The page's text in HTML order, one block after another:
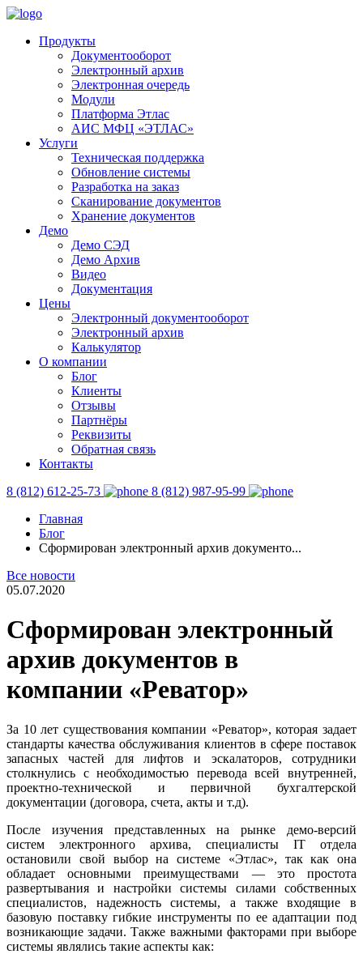
Продукты
Документооборот
Электронный архив
Электронная очередь
Модули
Платформа Этлас
АИС МФЦ «ЭТЛАС»
Услуги
Техническая поддержка
Обновление системы
Разработка на заказ
Сканирование документов
Хранение документов
Демо
Демо СЭД
Демо Архив
Видео
Документация
Цены
Электронный документооборот
Электронный архив
Калькулятор
О компании
Блог
Клиенты
Отзывы
Партнёры
Реквизиты
Обратная связь
Контакты
8 (812) 612-25-73
8 (812) 987-95-99
Главная
Блог
Сформирован электронный архив документо...
Все новости
05.07.2020
Сформирован электронный
архив документов в
компании «Реватор»
За 10 лет существования компании «Реватор», которая задает
стандарты качества обслуживания клиентов в сфере поставок
запасных частей для лифтов и эскалаторов, сотрудники
столкнулись с необходимостью перевода всей внутренней,
проектно-технической и первичной бухгалтерской
документации (договора, счета, акты и т.д).
После изучения представленных на рынке демо-версий
систем электронного архива, специалисты IT отдела
остановили свой выбор на системе «Этлас», так как она
обладает основными преимуществами — это простота
развертывания и настройки системы силами собственных
специалистов, надежность системы, а также входящие в
базовую поставку гибкие инструменты по ее адаптации под
возникающие задачи. Также важными факторами при выборе
системы являлись такие аспекты как: